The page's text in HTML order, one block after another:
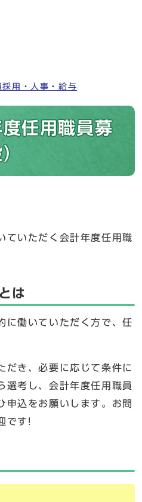
採用・人事・給与
任用職員募
ていただく会計年度任用職
は
に働いていただく方で、任
だき、必要に応じて条件に
選考し、会計年度任用職員
申込をお願いします。お問
です!